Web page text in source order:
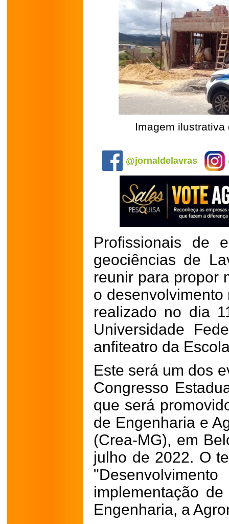
Imagem
@jornaldelavras
Profissionais de
geociências de
reunir para propor
o
realizado no dia
Universidade
anfiteatro da
Este será um dos
Congresso
que será
de Engenharia e
(Crea-MG), em
julho de 2022. O
implementação
Engenharia, a